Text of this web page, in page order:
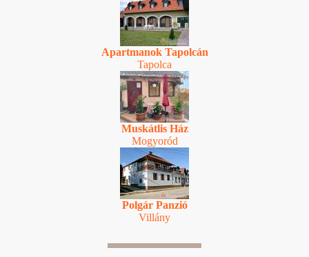
Apartmanok Tapolcán
Tapolca
Muskátlis Ház
Mogyoród
Polgár Panzió
Villány